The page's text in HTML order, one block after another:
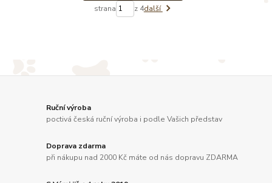
strana z 4další
Ruční výroba
poctivá česká ruční výroba i podle Vašich představ
Doprava zdarma
při nákupu nad 2000 Kč máte od nás dopravu ZDARMA